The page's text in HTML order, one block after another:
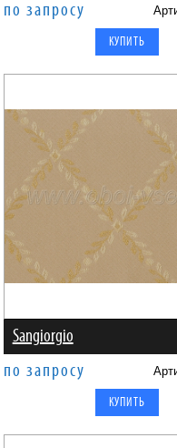
по запросу
Sangiorgio
по запросу